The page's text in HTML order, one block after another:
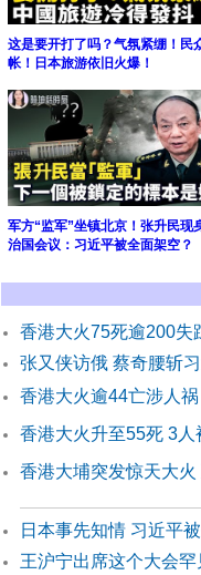
这是要开打了吗？气氛紧绷！民
帐！日本旅游依旧火爆！
军方“监军”坐镇北京！张升民现
治国会议：习近平被全面架空？
香港大火75死逾200失
张又侠访俄 蔡奇腰斩
香港大火逾44亡涉人
香港大火升至55死 3人
香港大埔突发惊天大
日本事先知情 习近平
王沪宁出席这个大会罕